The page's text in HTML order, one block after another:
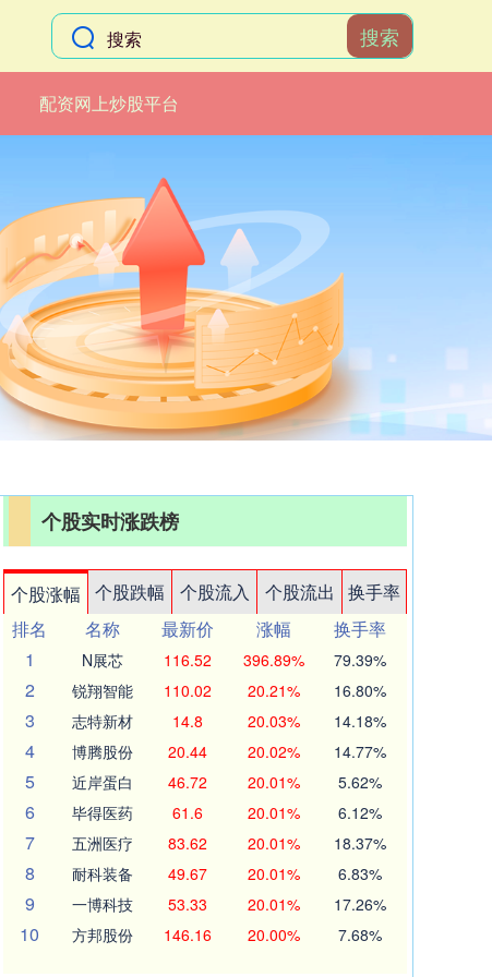
搜索
配资网上炒股平台
个股实时涨跌榜
个股涨幅 个股跌幅 个股流入 个股流出
换手率
排名
名称 最新价 涨幅
换手率
1
N展芯 116.52 396.89% 79.39%
2 锐翔智能 110.02 20.21% 16.80%
3 志特新材 14.8 20.03% 14.18%
4 博腾股份 20.44 20.02% 14.77%
5 近岸蛋白 46.72 20.01% 5.62%
6 毕得医药 61.6 20.01% 6.12%
7 五洲医疗 83.62 20.01% 18.37%
8 耐科装备 49.67 20.01% 6.83%
9 一博科技 53.33 20.01% 17.26%
10 方邦股份 146.16 20.00% 7.68%